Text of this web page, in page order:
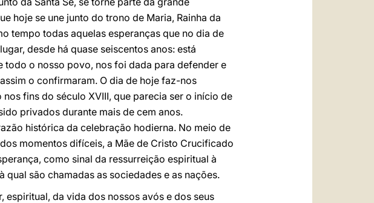
hoje se une junto do trono de Maria, Rainha da
tempo todas aquelas esperanças que no dia de
desde há quase seiscentos anos: está
todo o nosso povo, nos foi dada para defender e
o confirmaram. O dia de hoje faz-nos
fins do século XVIII, que parecia ser o início de
privados durante mais de cem anos.
histórica da celebração hodierna. No meio de
momentos difíceis, a Mãe de Cristo Crucificado
como sinal da ressurreição espiritual à
são chamadas as sociedades e as nações.
da vida dos nossos avós e dos seus